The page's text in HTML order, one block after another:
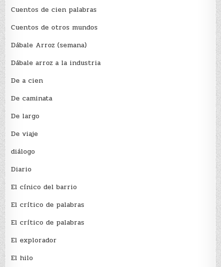
Cuentos de cien palabras
Cuentos de otros mundos
Dábale Arroz (semana)
Dábale arroz a la industria
De a cien
De caminata
De largo
De viaje
diálogo
Diario
El cínico del barrio
El crí­tico de palabras
El crí­tico de palabras
El explorador
El hilo